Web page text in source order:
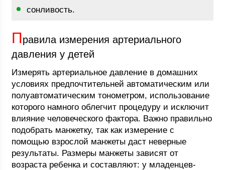
сонливость.
Правила измерения артериального
давления у детей
Измерять артериальное давление в домашних
условиях предпочтительней автоматическим или
полуавтоматическим тонометром, использование
которого намного облегчит процедуру и исключит
влияние человеческого фактора. Важно правильно
подобрать манжетку, так как измерение с
помощью взрослой манжеты даст неверные
результаты. Размеры манжеты зависят от
возраста ребенка и составляют: у младенцев-